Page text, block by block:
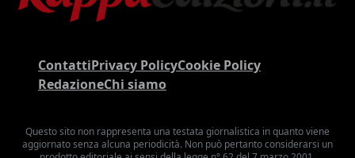
ContattiPrivacy PolicyCookie Policy
RedazioneChi siamo
Questo sito non rappresenta una testata giornalistica in quanto viene
aggiornato senza alcuna periodicità. Non può pertanto considerarsi un